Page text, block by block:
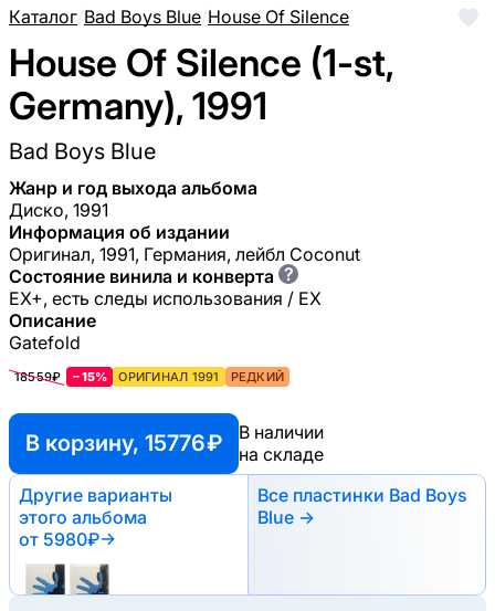
Каталог/Bad Boys Blue/House Of Silence
House Of Silence (1-st,
Germany), 1991
Bad Boys Blue
Жанр и год выхода альбома
Диско, 1991
Информация об издании
Оригинал, 1991, Германия, лейбл Coconut
Состояние винила и конверта ?
EX+, есть следы использования / EX
Описание
Gatefold
18559₽ −15% ОРИГИНАЛ 1991 РЕДКИЙ
В корзину, 15776 ₽
В наличии
на складе
Другие варианты
этого альбома
от 5980₽→
Все пластинки Bad Boys
Blue →